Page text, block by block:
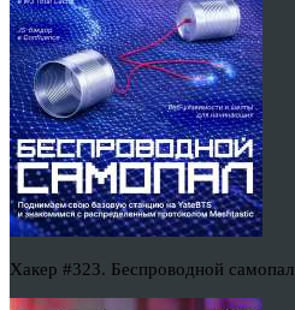
Хакер #323. Беспроводной самопал